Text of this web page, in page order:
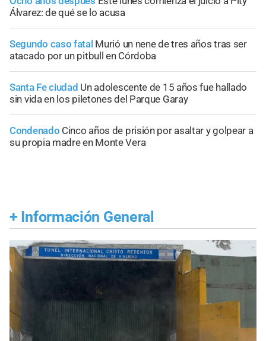
Álvarez: de qué se lo acusa
Segundo caso fatal Murió un nene de tres años tras ser
atacado por un pitbull en Córdoba
Santa Fe ciudad Un adolescente de 15 años fue hallado
sin vida en los piletones del Parque Garay
Condenado Cinco años de prisión por asaltar y golpear a
su propia madre en Monte Vera
+ Información General